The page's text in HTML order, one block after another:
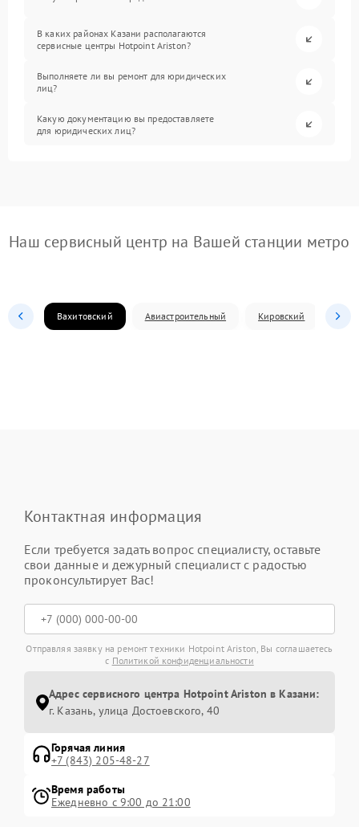
В каких районах Казани располагаются
сервисные центры Hotpoint Ariston?
Выполняете ли вы ремонт для юридических
лиц?
Какую документацию вы предоставляете
для юридических лиц?
Наш сервисный центр на Вашей станции метро
Вахитовский Авиастроительный Кировский
Контактная информация
Если требуется задать вопрос специалисту, оставьте
свои данные и дежурный специалист с радостью
проконсультирует Вас!
Отправляя заявку на ремонт техники Hotpoint Ariston, Вы соглашаетесь
с Политикой конфиденциальности
Адрес сервисного центра Hotpoint Ariston в Казани:
г. Казань, улица Достоевского, 40
Горячая линия
+7 (843) 205-48-27
Время работы
Ежедневно с 9:00 до 21:00